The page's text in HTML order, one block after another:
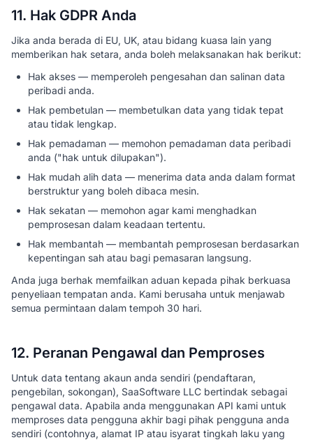
11. Hak GDPR Anda
Jika anda berada di EU, UK, atau bidang kuasa lain yang
memberikan hak setara, anda boleh melaksanakan hak berikut:
Hak akses — memperoleh pengesahan dan salinan data
peribadi anda.
Hak pembetulan — membetulkan data yang tidak tepat
atau tidak lengkap.
Hak pemadaman — memohon pemadaman data peribadi
anda ("hak untuk dilupakan").
Hak mudah alih data — menerima data anda dalam format
berstruktur yang boleh dibaca mesin.
Hak sekatan — memohon agar kami menghadkan
pemprosesan dalam keadaan tertentu.
Hak membantah — membantah pemprosesan berdasarkan
kepentingan sah atau bagi pemasaran langsung.
Anda juga berhak memfailkan aduan kepada pihak berkuasa
penyeliaan tempatan anda. Kami berusaha untuk menjawab
semua permintaan dalam tempoh 30 hari.
12. Peranan Pengawal dan Pemproses
Untuk data tentang akaun anda sendiri (pendaftaran,
pengebilan, sokongan), SaaSoftware LLC bertindak sebagai
pengawal data. Apabila anda menggunakan API kami untuk
memproses data pengguna akhir bagi pihak pengguna anda
sendiri (contohnya, alamat IP atau isyarat tingkah laku yang